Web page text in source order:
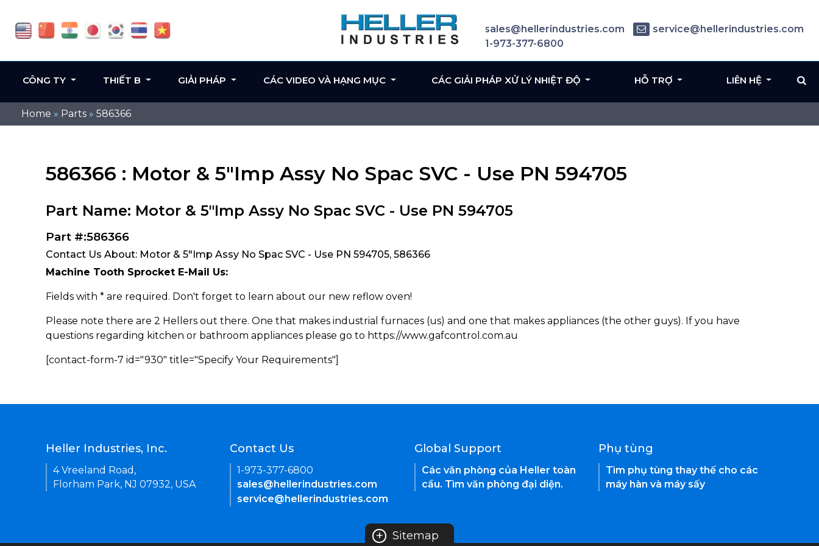
Home » Parts » 586366
586366 : Motor & 5"Imp Assy No Spac SVC - Use PN 594705
Part Name: Motor & 5"Imp Assy No Spac SVC - Use PN 594705
Part #:586366
Contact Us About: Motor & 5"Imp Assy No Spac SVC - Use PN 594705, 586366
Machine Tooth Sprocket E-Mail Us:
Fields with * are required. Don't forget to learn about our new reflow oven!
Please note there are 2 Hellers out there. One that makes industrial furnaces (us) and one that makes appliances (the other guys). If you have
questions regarding kitchen or bathroom appliances please go to https://www.gafcontrol.com.au
[contact-form-7 id="930" title="Specify Your Requirements"]
sales@hellerindustries.com
service@hellerindustries.com
1-973-377-6800
CÔNG TY THIẾT B GIẢI PHÁP CÁC VIDEO VÀ HẠNG MỤC CÁC GIẢI PHÁP XỬ LÝ NHIỆT ĐỘ HỖ TRỢ LIÊN HỆ
Heller Industries, Inc.
4 Vreeland Road,
Florham Park, NJ 07932, USA
Contact Us
1-973-377-6800
sales@hellerindustries.com
service@hellerindustries.com
Global Support
Các văn phòng của Heller toàn
cầu. Tìm văn phòng đại diện.
Phụ tùng
Tìm phụ tùng thay thế cho các
máy hàn và máy sấy
+ Sitemap